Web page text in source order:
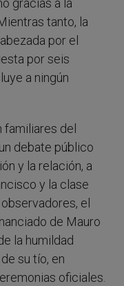
gracias a la
tanto, la
por el
por seis
a ningún
del
debate público
y la relación, a
y la clase
el
de Mauro
la humildad
su tío, en
oficiales.